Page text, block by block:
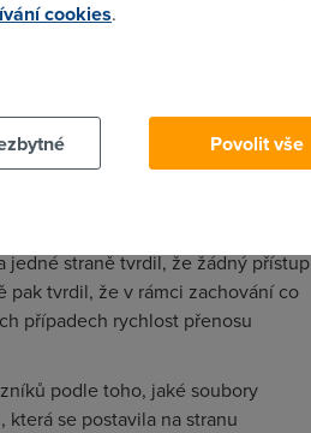
rozhodl o tom, že federální
broadbandový kohoutek
Soudce rozhodl na
pod tzv. Title I, kterou FCC
žalovala firmu Comcast ve
- a tím vlastně znemožňuje
jedné straně tvrdil, že žádný přístup
tvrdil, že v rámci zachování co
případech rychlost přenosu
podle toho, jaké soubory
která se postavila na stranu
cookies.
Povolit vše